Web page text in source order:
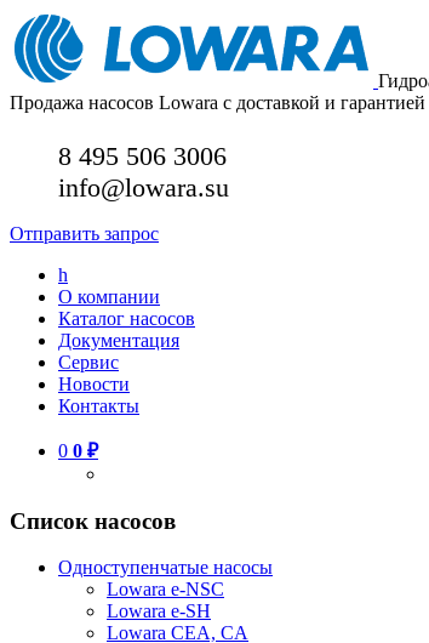
Продажа насосов Lowara с доставкой и гарантией
8 495 506 3006
info@lowara.su
Отправить запрос
h
О компании
Каталог насосов
Документация
Сервис
Новости
Контакты
0 0 ₽
Список насосов
Одноступенчатые насосы
Lowara e-NSC
Lowara e-SH
Lowara CEA, CA